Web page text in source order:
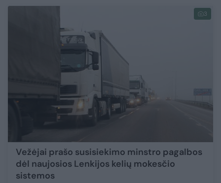
3
Vežėjai prašo susisiekimo minstro pagalbos
dėl naujosios Lenkijos kelių mokesčio
sistemos